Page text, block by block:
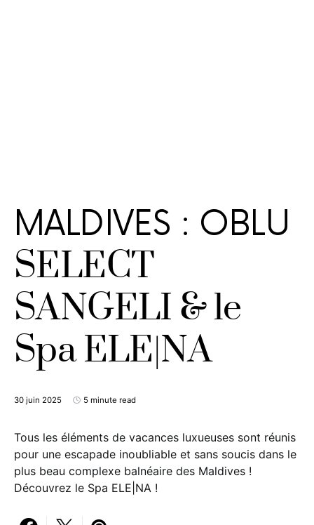
MALDIVES : OBLU
SELECT
SANGELI & le
Spa ELE|NA
30 juin 2025 5 minute read
Tous les éléments de vacances luxueuses sont réunis
pour une escapade inoubliable et sans soucis dans le
plus beau complexe balnéaire des Maldives !
Découvrez le Spa ELE|NA !